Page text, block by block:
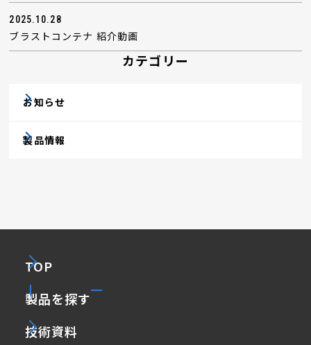
2025.10.28
ブラストコンテナ 紹介動画
カテゴリー
お知らせ
製品情報
TOP
製品を探す
技術資料